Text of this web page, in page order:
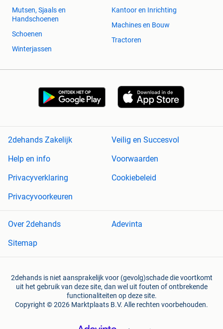
Mutsen, Sjaals en
Handschoenen
Schoenen
Winterjassen
Kantoor en Inrichting
Machines en Bouw
Tractoren
2dehands Zakelijk
Veilig en Succesvol
Help en info
Voorwaarden
Privacyverklaring
Cookiebeleid
Privacyvoorkeuren
Over 2dehands
Adevinta
Sitemap
2dehands is niet aansprakelijk voor (gevolg)schade die voortkomt
uit het gebruik van deze site, dan wel uit fouten of ontbrekende
functionaliteiten op deze site.
Copyright © 2026 Marktplaats B.V. Alle rechten voorbehouden.